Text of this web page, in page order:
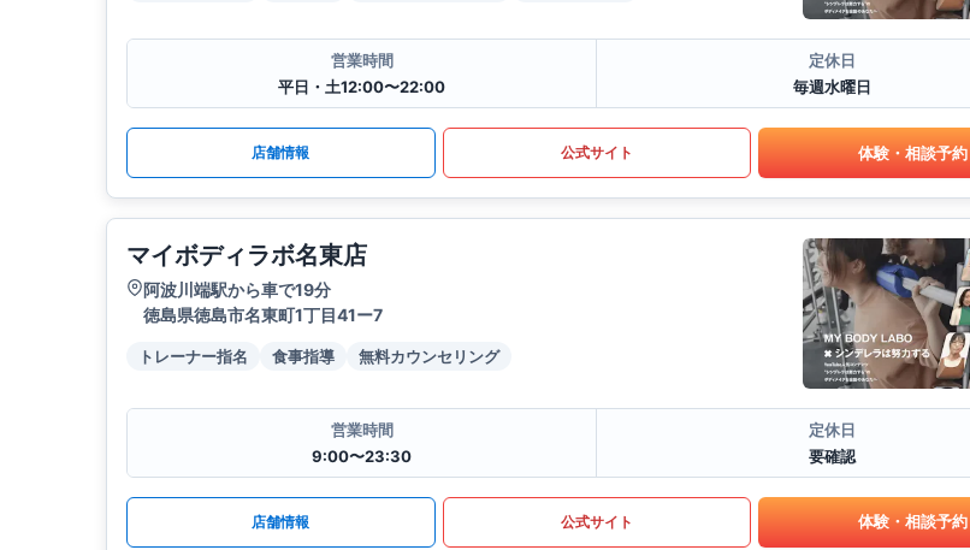
営業時間
平日・土12:00〜22:00
定休日
毎週水曜日
店舗情報 公式サイト 体験・相談予約
マイボディラボ名東店
阿波川端駅から車で19分
徳島県徳島市名東町1丁目41ー7
トレーナー指名 食事指導 無料カウンセリング
営業時間
9:00〜23:30
定休日
要確認
店舗情報 公式サイト 体験・相談予約